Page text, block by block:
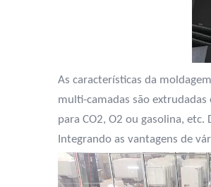
As características da
multi-camadas são
para CO2, O2 ou gasolina,
Integrando as vantagens de